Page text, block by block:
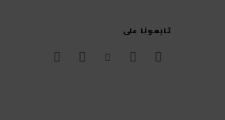
تابعونا على